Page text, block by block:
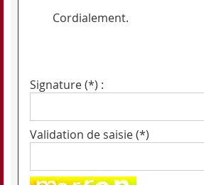
Cordialement.
Signature (*) :
Validation de saisie (*)